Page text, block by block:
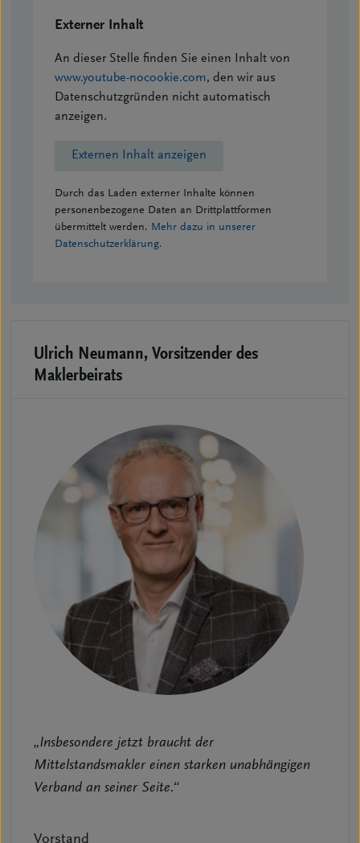
Externer Inhalt
An dieser Stelle finden Sie einen Inhalt von
www.youtube-nocookie.com, den wir aus
Datenschutzgründen nicht automatisch
anzeigen.
Externen Inhalt anzeigen
Durch das Laden externer Inhalte können
personenbezogene Daten an Drittplattformen
übermittelt werden. Mehr dazu in unserer
Datenschutzerklärung.
Ulrich Neumann, Vorsitzender des
Maklerbeirats
„Insbesondere jetzt braucht der
Mittelstandsmakler einen starken unabhängigen
Verband an seiner Seite.“
Vorstand